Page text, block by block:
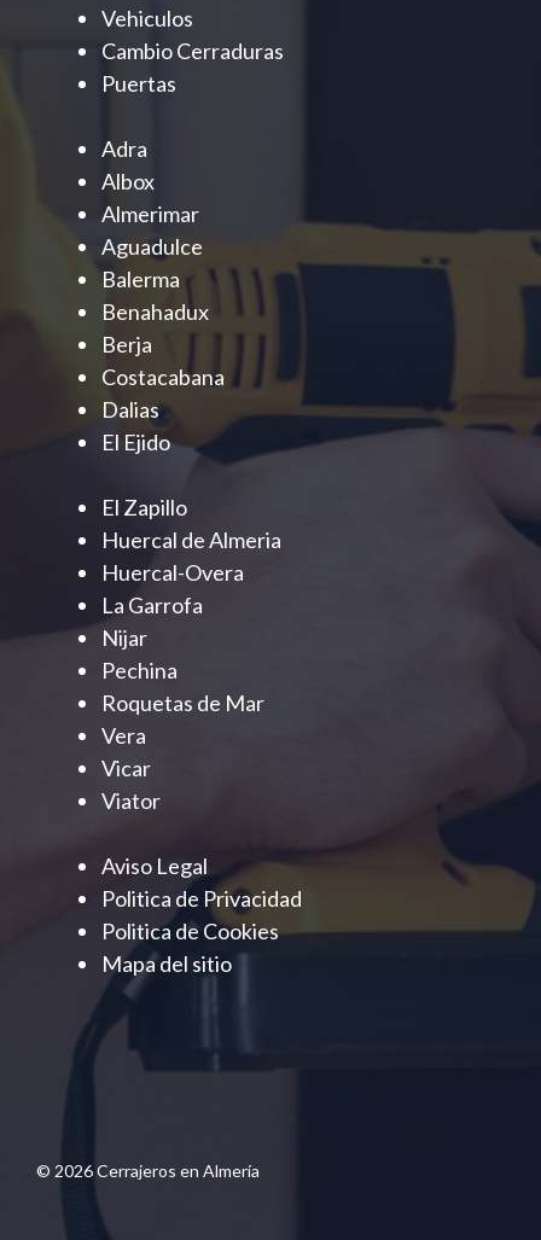
Vehiculos
Cambio Cerraduras
Puertas
Adra
Albox
Almerimar
Aguadulce
Balerma
Benahadux
Berja
Costacabana
Dalias
El Ejido
El Zapillo
Huercal de Almeria
Huercal-Overa
La Garrofa
Nijar
Pechina
Roquetas de Mar
Vera
Vicar
Viator
Aviso Legal
Politica de Privacidad
Politica de Cookies
Mapa del sitio
© 2026 Cerrajeros en Almería